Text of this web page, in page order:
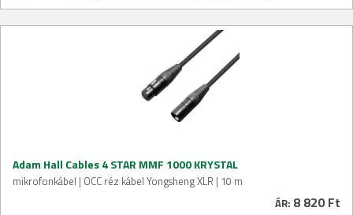
Adam Hall Cables 4 STAR MMF 1000 KRYSTAL
mikrofonkábel | OCC réz kábel Yongsheng XLR | 10 m
ÁR: 8 820 Ft